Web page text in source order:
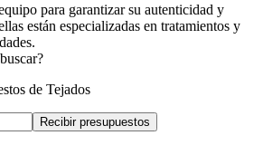
para garantizar su autenticidad y
están especializadas en tratamientos y
de Tejados
Recibir presupuestos